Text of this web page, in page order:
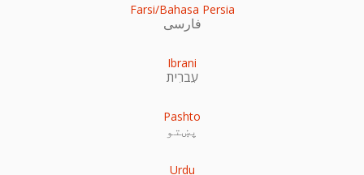
Farsi/Bahasa Persia
فارسی
Ibrani
עִברִית
Pashto
پښتو
Urdu